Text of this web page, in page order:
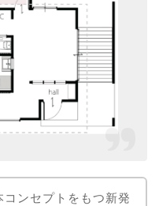
ンセプトをもつ新発